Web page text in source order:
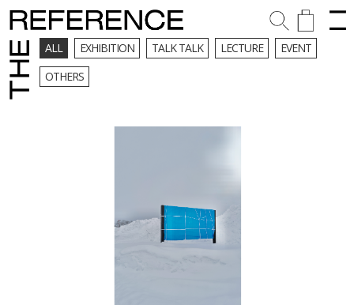
ALL EXHIBITION TALK TALK LECTURE
EVENT
OTHERS